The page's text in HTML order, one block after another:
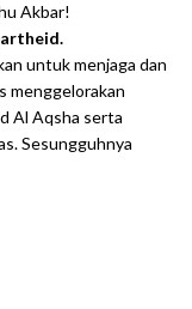
Akbar!
untuk menjaga dan
menggelorakan
Al Aqsha serta
Sesungguhnya